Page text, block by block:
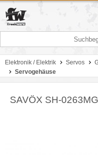
Elektronik / Elektrik Servos
Servogehäuse
SAVÖX SH-